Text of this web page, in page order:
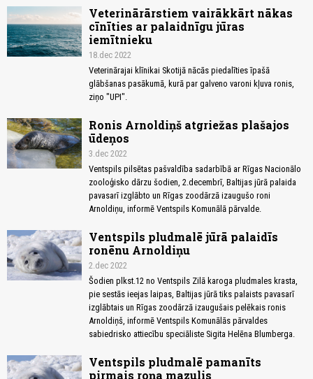
Veterinārārstiem vairākkārt nākas
cīnīties ar palaidnīgu jūras
iemītnieku
18.dec 2022
Veterinārajai klīnikai Skotijā nācās piedalīties īpašā
glābšanas pasākumā, kurā par galveno varoni kļuva ronis,
ziņo "UPI".
Ronis Arnoldiņš atgriežas plašajos
ūdeņos
3.dec 2022
Ventspils pilsētas pašvaldība sadarbībā ar Rīgas Nacionālo
zooloģisko dārzu šodien, 2.decembrī, Baltijas jūrā palaida
pavasarī izglābto un Rīgas zoodārzā izaugušo roni
Arnoldiņu, informē Ventspils Komunālā pārvalde.
Ventspils pludmalē jūrā palaidīs
ronēnu Arnoldiņu
2.dec 2022
Šodien plkst.12 no Ventspils Zilā karoga pludmales krasta,
pie sestās ieejas laipas, Baltijas jūrā tiks palaists pavasarī
izglābtais un Rīgas zoodārzā izaugušais pelēkais ronis
Arnoldiņš, informē Ventspils Komunālās pārvaldes
sabiedrisko attiecību speciāliste Sigita Helēna Blumberga.
Ventspils pludmalē pamanīts
pirmais roņa mazulis